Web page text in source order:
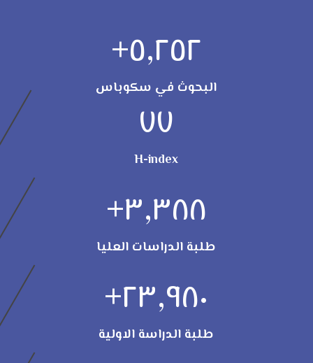
٥,٢٥٢+
البحوث في سكوباس
٧٧
H-index
٣,٣٨٨+
طلبة الدراسات العليا
٢٣,٩٨٠+
طلبة الدراسة الاولية